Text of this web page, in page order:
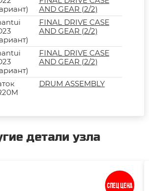
AND GEAR (2/2)
FINAL DRIVE CASE
AND GEAR (2/2)
FINAL DRIVE CASE
AND GEAR (2/2)
DRUM ASSEMBLY
детали узла
Спец цена